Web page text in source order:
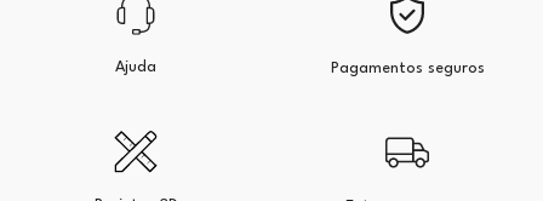
Ajuda Pagamentos seguros